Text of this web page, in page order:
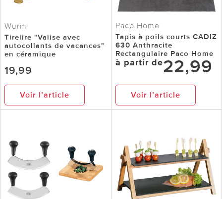
Wurm
Tirelire "Valise avec
autocollants de vacances"
en céramique
19,99
Voir l’article
Paco Home
Tapis à poils courts CADIZ
630 Anthracite
Rectangulaire Paco Home
à partir de22,99
Voir l’article